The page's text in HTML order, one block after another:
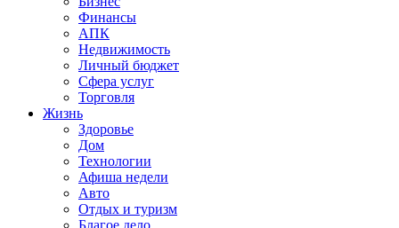
Финансы
АПК
Недвижимость
Личный бюджет
Сфера услуг
Торговля
Жизнь
Здоровье
Дом
Технологии
Афиша недели
Авто
Отдых и туризм
Благое дело